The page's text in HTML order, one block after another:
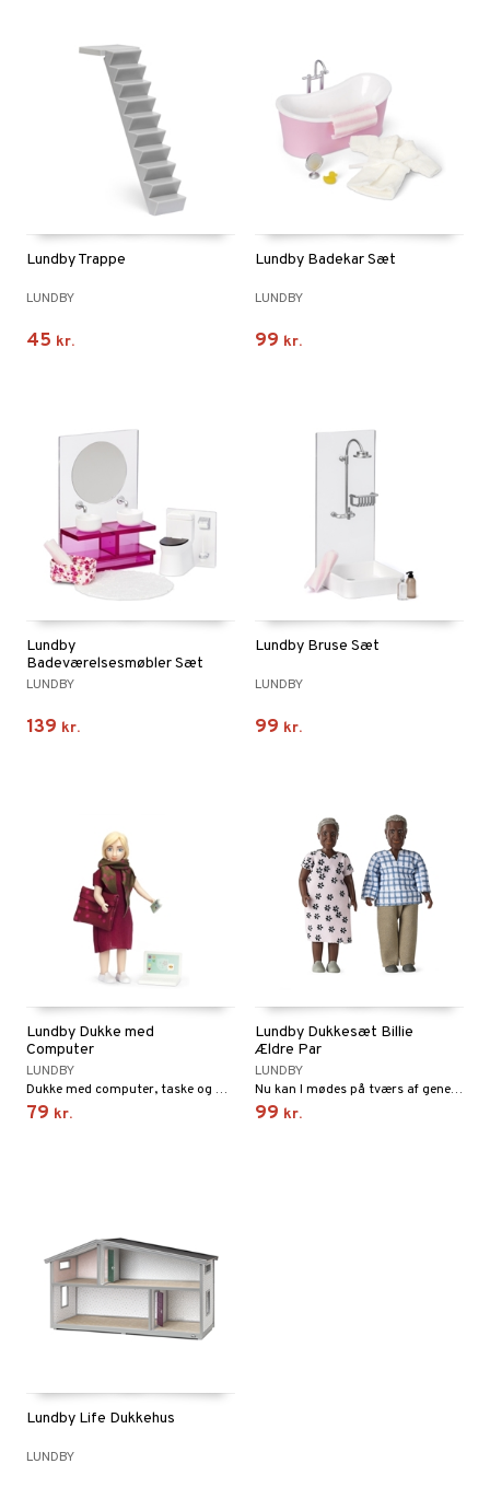
Lundby Trappe
LUNDBY
45 kr.
Lundby Badekar Sæt
LUNDBY
99 kr.
Lundby
Badeværelsesmøbler Sæt
LUNDBY
139 kr.
Lundby Bruse Sæt
LUNDBY
99 kr.
Lundby Dukke med
Computer
LUNDBY
Dukke med computer, taske og mobiltelefon som er på vej på arbejde.
79 kr.
Lundby Dukkesæt Billie
Ældre Par
LUNDBY
Nu kan I mødes på tværs af generationerne!
99 kr.
Lundby Life Dukkehus
LUNDBY